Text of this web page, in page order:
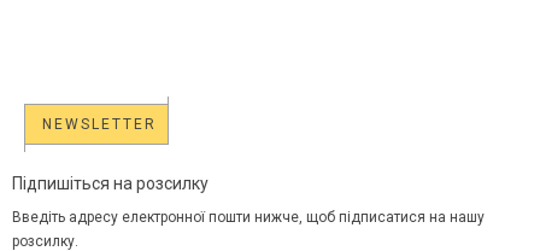
NEWSLETTER
Підпишіться на розсилку
Введіть адресу електронної пошти нижче, щоб підписатися на нашу
розсилку.